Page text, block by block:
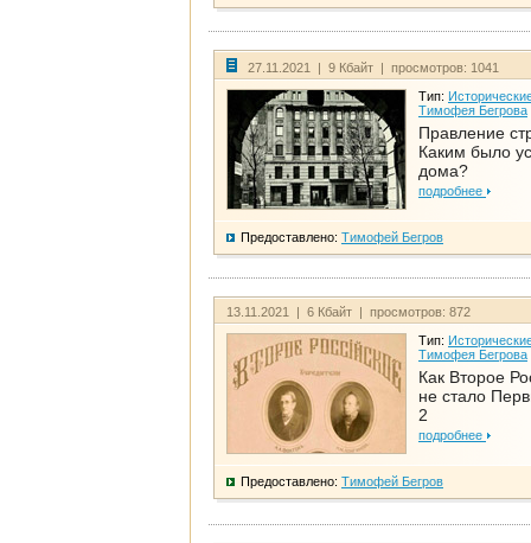
27.11.2021 | 9 Кбайт | просмотров: 1041
Тип:
Тимофея Бегрова
Правление
Каким было
дома?
подробнее
Предоставлено: Тимофей Бегров
13.11.2021 | 6 Кбайт | просмотров: 872
Тип:
Тимофея Бегрова
Как Второе
не стало
2
подробнее
Предоставлено: Тимофей Бегров